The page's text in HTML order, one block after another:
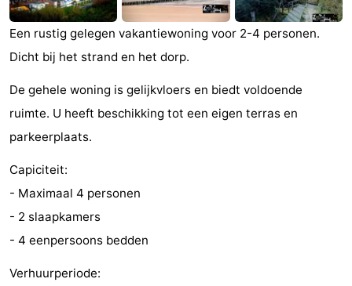
Strandcamping
Valkenisse
-
Zee,
Bos
en
Duin
Hotels
Lastminutes
Beach
See
do
Museums
-
Galleries
-
Een rustig gelegen vakantiewoning voor 2-4 personen.
Dicht bij het strand en het dorp.
De gehele woning is gelijkvloers en biedt voldoende
ruimte. U heeft beschikking tot een eigen terras en
parkeerplaats.
Capiciteit:
- Maximaal 4 personen
- 2 slaapkamers
- 4 eenpersoons bedden
Verhuurperiode: